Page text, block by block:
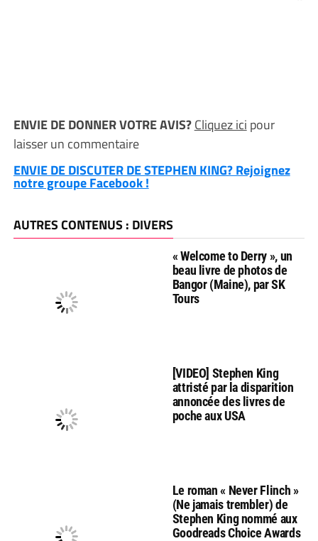
ENVIE DE DONNER VOTRE AVIS?Cliquez ici pour
laisser un commentaire
ENVIE DE DISCUTER DE STEPHEN KING? Rejoignez
notre groupe Facebook !
AUTRES CONTENUS : DIVERS
« Welcome to Derry », un
beau livre de photos de
Bangor (Maine), par SK
Tours
[VIDEO] Stephen King
attristé par la disparition
annoncée des livres de
poche aux USA
Le roman « Never Flinch »
(Ne jamais trembler) de
Stephen King nommé aux
Goodreads Choice Awards